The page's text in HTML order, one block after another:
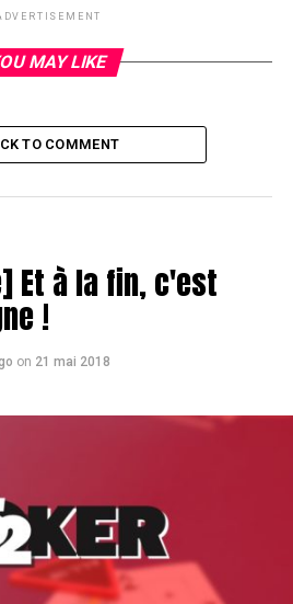
Shorthanded : Le suisse
armes, Hellmuth boxe l’air et
MAY LIKE
TO COMMENT
Et à la fin, c'est
!
on 21 mai 2018